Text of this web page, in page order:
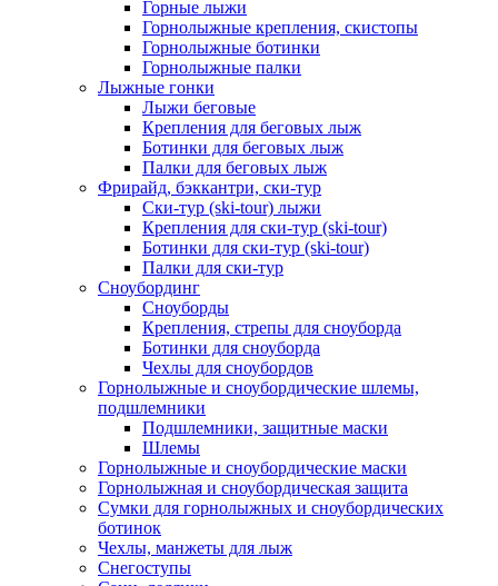
Горные лыжи
Горнолыжные крепления, скистопы
Горнолыжные ботинки
Горнолыжные палки
Лыжные гонки
Лыжи беговые
Крепления для беговых лыж
Ботинки для беговых лыж
Палки для беговых лыж
Фрирайд, бэккантри, ски-тур
Ски-тур (ski-tour) лыжи
Крепления для ски-тур (ski-tour)
Ботинки для ски-тур (ski-tour)
Палки для ски-тур
Сноубординг
Сноуборды
Крепления, стрепы для сноуборда
Ботинки для сноуборда
Чехлы для сноубордов
Горнолыжные и сноубордические шлемы,
подшлемники
Подшлемники, защитные маски
Шлемы
Горнолыжные и сноубордические маски
Горнолыжная и сноубордическая защита
Сумки для горнолыжных и сноубордических
ботинок
Чехлы, манжеты для лыж
Снегоступы